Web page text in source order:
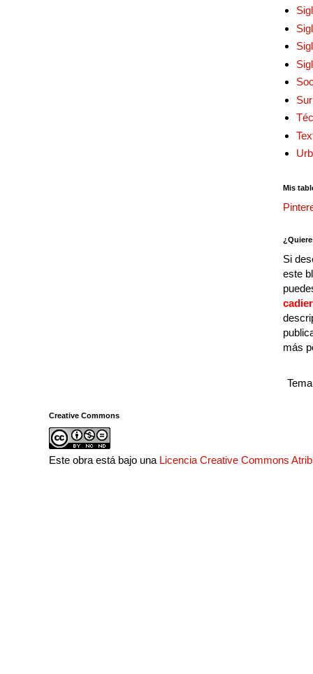
Mis
Si
este
más
Creative Commons
Este obra está bajo una Licencia Creative Commons